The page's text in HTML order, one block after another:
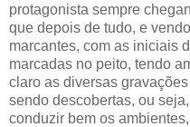
protagonista sempre
que depois de tudo, e
marcantes, com as iniciais
marcadas no peito, tendo
claro as diversas
sendo descobertas, ou
conduzir bem os